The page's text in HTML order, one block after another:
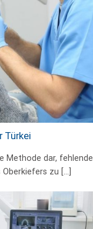
Türkei
Methode dar, fehlende
zu [...]